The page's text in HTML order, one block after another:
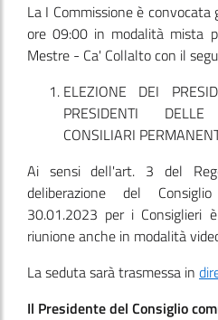
La I Commissione è
ore 09:00 in modalità mista
Mestre - Ca' Collalto con il
ELEZIONE DEI
PRESIDENTI
CONSILIARI
Ai sensi dell'art. 3 del
deliberazione del
30.01.2023 per i Consiglieri
riunione anche in modalità
La seduta sarà trasmessa in
Il Presidente del Consiglio